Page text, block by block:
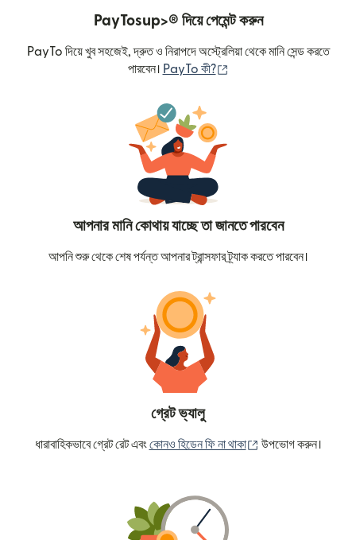
PayTosup>® দিয়ে পেমেন্ট করুন
PayTo দিয়ে খুব সহজেই, দ্রুত ও নিরাপদে অস্ট্রেলিয়া থেকে মানি সেন্ড করতে
পারবেন। PayTo কী?
আপনার মানি কোথায় যাচ্ছে তা জানতে পারবেন
আপনি শুরু থেকে শেষ পর্যন্ত আপনার ট্রান্সফার ট্র্যাক করতে পারবেন।
গ্রেট ভ্যালু
ধারাবাহিকভাবে গ্রেট রেট এবংকোনও হিডেন ফি না থাকা (নতুন উইন্ডোতে খুলবে)
উপভোগ করুন।